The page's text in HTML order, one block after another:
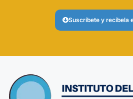
Suscríbete y recíbela